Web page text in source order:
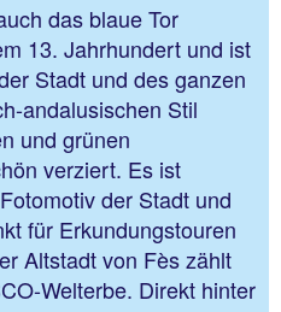
das blaue Tor
13. Jahrhundert und ist
Stadt und des ganzen
andalusischen Stil
und grünen
verziert. Es ist
der Stadt und
für Erkundungstouren
Altstadt von Fès zählt
Welterbe. Direkt hinter